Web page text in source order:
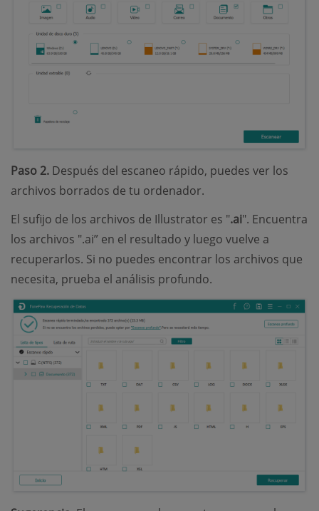
Paso 2. Después del escaneo rápido, puedes ver los
archivos borrados de tu ordenador.
El sufijo de los archivos de Illustrator es ".ai". Encuentra
los archivos ".ai” en el resultado y luego vuelve a
recuperarlos. Si no puedes encontrar los archivos que
necesita, prueba el análisis profundo.